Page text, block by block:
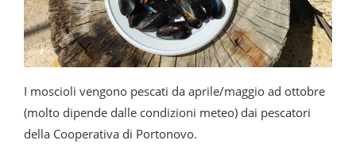
I moscioli vengono pescati da aprile/maggio ad ottobre
(molto dipende dalle condizioni meteo) dai pescatori
della Cooperativa di Portonovo.